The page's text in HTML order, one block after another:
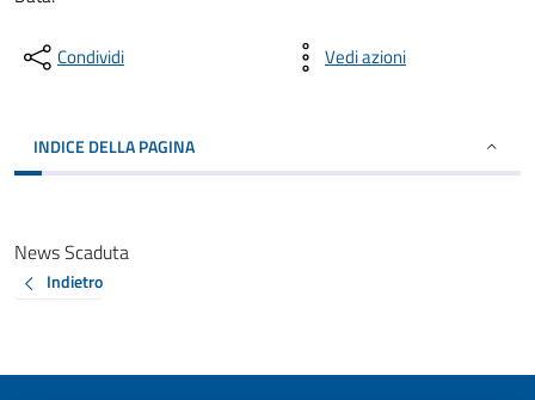
Condividi Vedi azioni
INDICE DELLA PAGINA
News Scaduta
Indietro